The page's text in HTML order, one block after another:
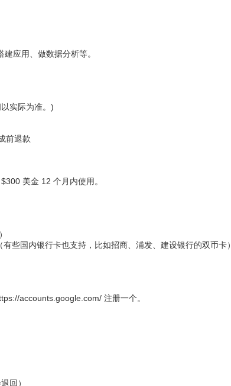
应用、做数据分析等。
实际为准。)
前退款
美金 12 个月内使用。
些国内银行卡也支持，比如招商、浦发、建设银行的双币卡）
accounts.google.com/ 注册一个。
回）